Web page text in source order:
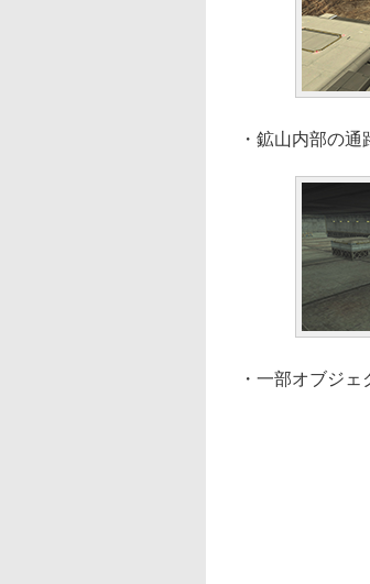
・鉱山内部の
・一部オブジ